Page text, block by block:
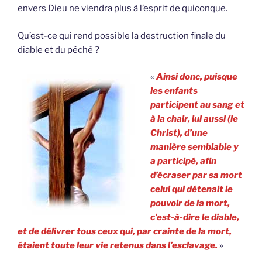
envers Dieu ne viendra plus à l’esprit de quiconque.
Qu’est-ce qui rend possible la destruction finale du
diable et du péché ?
« Ainsi donc, puisque
les enfants
participent au sang et
à la chair, lui aussi (le
Christ), d’une
manière semblable y
a participé, afin
d’écraser par sa mort
celui qui détenait le
pouvoir de la mort,
c’est-à-dire le diable,
et de délivrer tous ceux qui, par crainte de la mort,
étaient toute leur vie retenus dans l’esclavage. »